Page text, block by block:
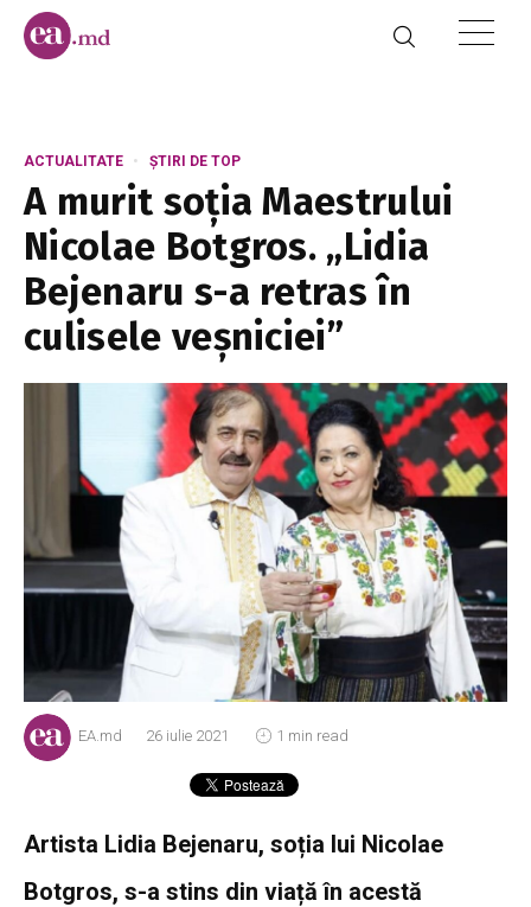
ACTUALITATE ȘTIRI DE TOP
A murit soția Maestrului
Nicolae Botgros. „Lidia
Bejenaru s-a retras în
culisele veșniciei”
EA.md 26 iulie 2021 1 min read
Artista Lidia Bejenaru, soția lui Nicolae
Botgros, s-a stins din viață în acestă